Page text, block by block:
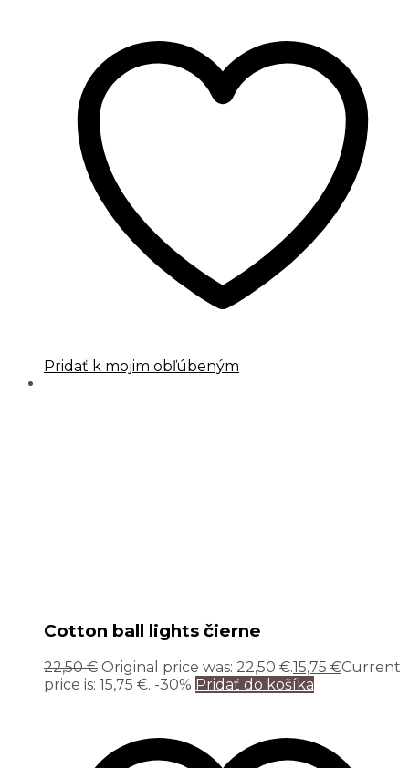
Pridať k mojim obľúbeným
Cotton ball lights čierne
22,50€ Original price was: 22,50 €.15,75 €Current
price is: 15,75 €. -30% Pridať do košíka